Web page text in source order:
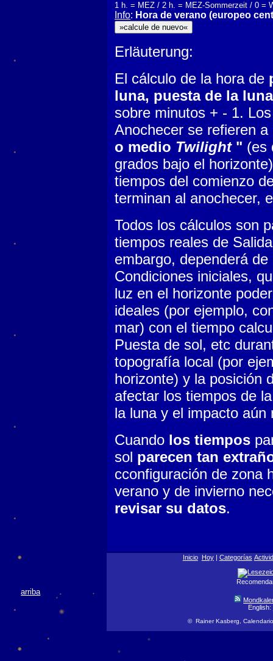
1 h. = MEZ / 2 h. = MEZ-Sommerzeit / 0 =
Info: Hora de verano (europeo
Erläuterung:
El cálculo de la hora de
luna, puesta de la
sobre minutos + - 1.
Anochecer se refieren
o medio Twilight " (es
grados bajo el
tiempos del comienzo
terminan al anochecer,
Todos los cálculos son
tiempos reales de
embargo, dependerá
Condiciones iniciales,
luz en el horizonte
ideales (por ejemplo,
mar) con el tiempo
Puesta de sol, etc
topografía local (por
horizonte) y la posición
afectar los tiempos de
la luna y el impacto aún
Cuando los tiempos
sol parecen tan
cconfiguración de zona
verano y de invierno
revisar su datos.
arriba
Inicio Hoy| Categorías
English:
© Rainer Kasberg,